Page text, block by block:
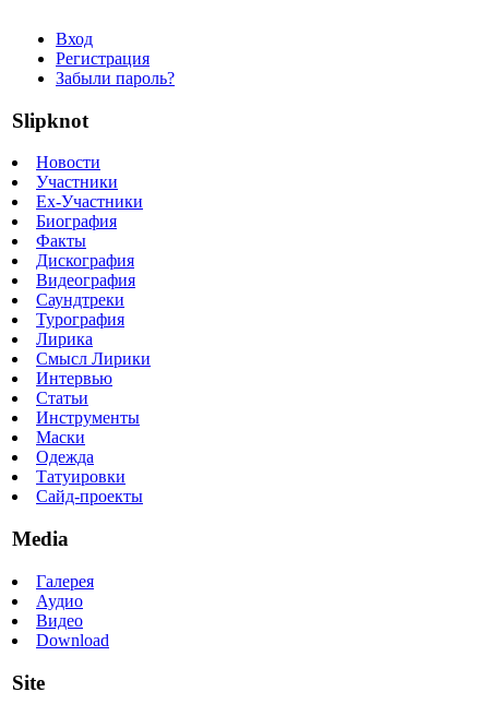
Вход
Регистрация
Забыли пароль?
Slipknot
Новости
Участники
Ex-Участники
Биография
Факты
Дискография
Видеография
Саундтреки
Турография
Лирика
Смысл Лирики
Интервью
Статьи
Инструменты
Маски
Одежда
Татуировки
Сайд-проекты
Media
Галерея
Аудио
Видео
Download
Site